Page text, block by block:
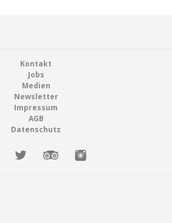
Kontakt
Jobs
Medien
Newsletter
Impressum
AGB
Datenschutz